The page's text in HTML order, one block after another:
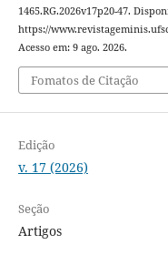
1465.RG.2026v17p20-47.
https://
Acesso em: 9 ago. 2026.
Fomatos de Citação
Edição
v. 17 (2026)
Seção
Artigos